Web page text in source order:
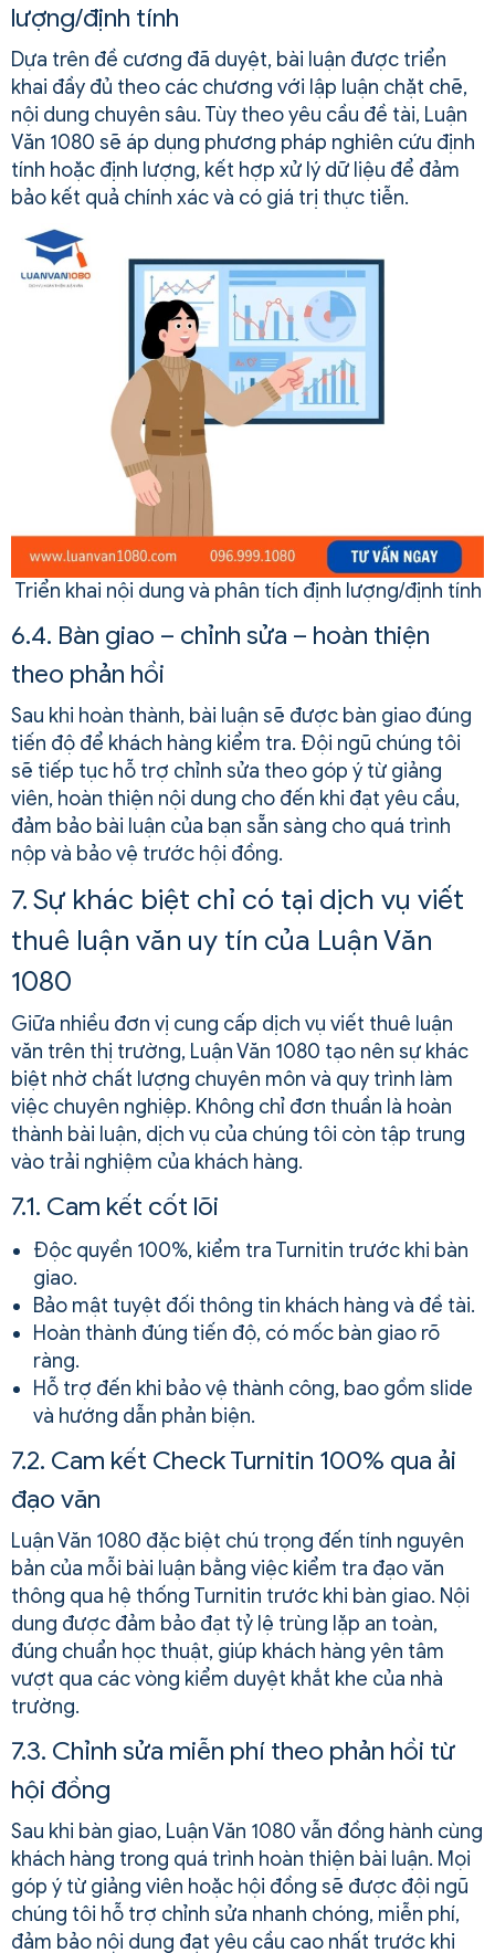
lượng/định tính
Dựa trên đề cương đã duyệt, bài luận được triển
khai đầy đủ theo các chương với lập luận chặt chẽ,
nội dung chuyên sâu. Tùy theo yêu cầu đề tài, Luận
Văn 1080 sẽ áp dụng phương pháp nghiên cứu định
tính hoặc định lượng, kết hợp xử lý dữ liệu để đảm
bảo kết quả chính xác và có giá trị thực tiễn.
Triển khai nội dung và phân tích định lượng/định tính
6.4. Bàn giao – chỉnh sửa – hoàn thiện
theo phản hồi
Sau khi hoàn thành, bài luận sẽ được bàn giao đúng
tiến độ để khách hàng kiểm tra. Đội ngũ chúng tôi
sẽ tiếp tục hỗ trợ chỉnh sửa theo góp ý từ giảng
viên, hoàn thiện nội dung cho đến khi đạt yêu cầu,
đảm bảo bài luận của bạn sẵn sàng cho quá trình
nộp và bảo vệ trước hội đồng.
7. Sự khác biệt chỉ có tại dịch vụ viết
thuê luận văn uy tín của Luận Văn
1080
Giữa nhiều đơn vị cung cấp dịch vụ viết thuê luận
văn trên thị trường, Luận Văn 1080 tạo nên sự khác
biệt nhờ chất lượng chuyên môn và quy trình làm
việc chuyên nghiệp. Không chỉ đơn thuần là hoàn
thành bài luận, dịch vụ của chúng tôi còn tập trung
vào trải nghiệm của khách hàng.
7.1. Cam kết cốt lõi
Độc quyền 100%, kiểm tra Turnitin trước khi bàn
giao.
Bảo mật tuyệt đối thông tin khách hàng và đề tài.
Hoàn thành đúng tiến độ, có mốc bàn giao rõ
ràng.
Hỗ trợ đến khi bảo vệ thành công, bao gồm slide
và hướng dẫn phản biện.
7.2. Cam kết Check Turnitin 100% qua ải
đạo văn
Luận Văn 1080 đặc biệt chú trọng đến tính nguyên
bản của mỗi bài luận bằng việc kiểm tra đạo văn
thông qua hệ thống Turnitin trước khi bàn giao. Nội
dung được đảm bảo đạt tỷ lệ trùng lặp an toàn,
đúng chuẩn học thuật, giúp khách hàng yên tâm
vượt qua các vòng kiểm duyệt khắt khe của nhà
trường.
7.3. Chỉnh sửa miễn phí theo phản hồi từ
hội đồng
Sau khi bàn giao, Luận Văn 1080 vẫn đồng hành cùng
khách hàng trong quá trình hoàn thiện bài luận. Mọi
góp ý từ giảng viên hoặc hội đồng sẽ được đội ngũ
chúng tôi hỗ trợ chỉnh sửa nhanh chóng, miễn phí,
đảm bảo nội dung đạt yêu cầu cao nhất trước khi